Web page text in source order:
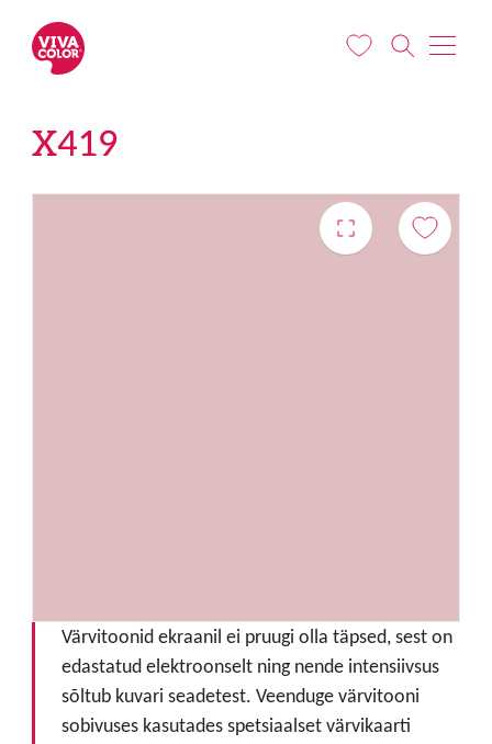
X419
Värvitoonid ekraanil ei pruugi olla täpsed, sest on
edastatud elektroonselt ning nende intensiivsus
sõltub kuvari seadetest. Veenduge värvitooni
sobivuses kasutades spetsiaalset värvikaarti